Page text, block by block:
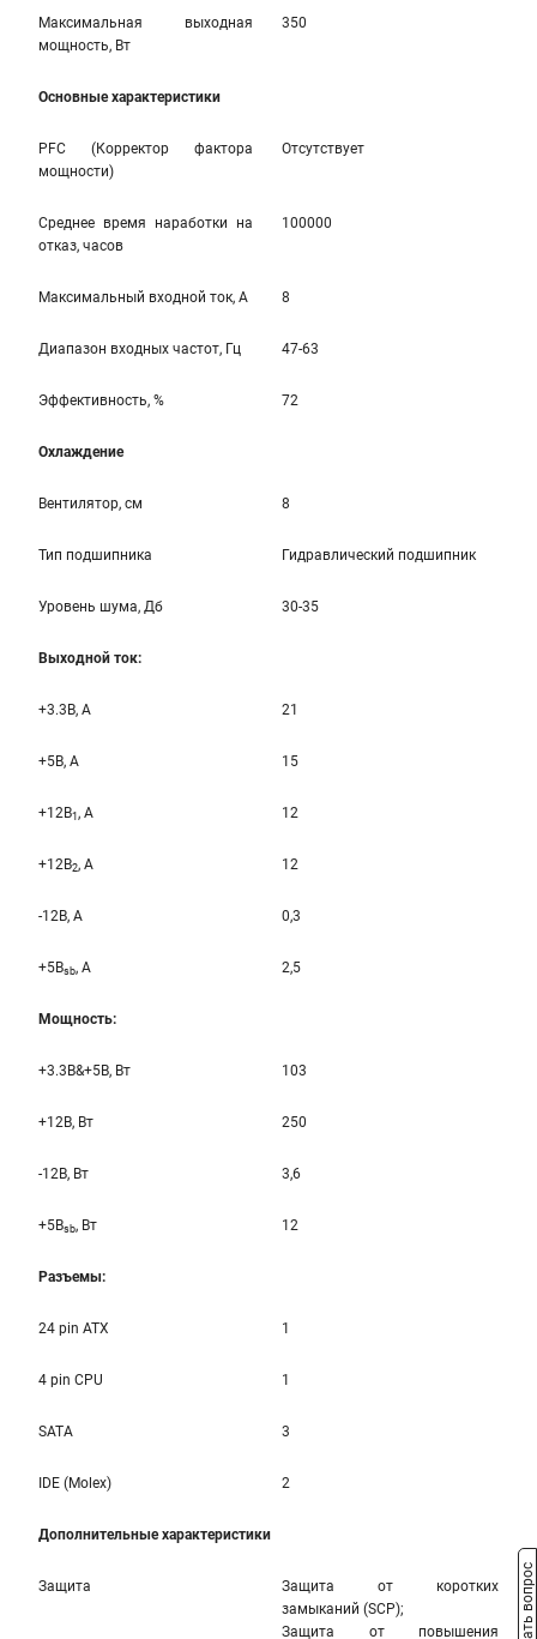
Максимальная выходная
мощность, Вт
350
Основные характеристики
PFC (Корректор фактора
мощности)
Отсутствует
Среднее время наработки на
отказ, часов
100000
Максимальный входной ток, А 8
Диапазон входных частот, Гц 47-63
Эффективность, % 72
Охлаждение
Вентилятор, см 8
Тип подшипника Гидравлический подшипник
Уровень шума, Дб 30-35
Выходной ток:
+3.3B, А 21
+5B, А 15
+12B1 , A 12
+12B2, A 12
-12B, A 0,3
+5Bsb, A 2,5
Мощность:
+3.3B&+5B, Вт 103
+12B, Вт 250
-12B, Вт 3,6
+5Bsb, Вт 12
Разъемы:
24 pin ATX 1
4 pin CPU 1
SATA 3
IDE (Molex) 2
Дополнительные характеристики
Защита
Защита от коротких
замыканий (SCP);
Защита от повышения
Задать вопрос